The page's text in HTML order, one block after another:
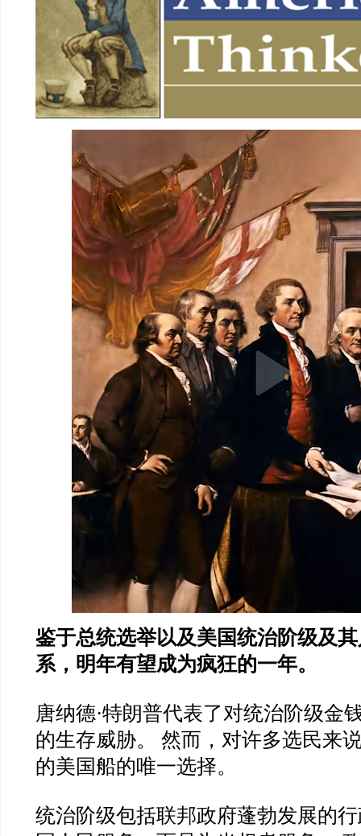
鉴于总统选举以及美国统治阶级及
系，明年有望成为疯狂的一年。
唐纳德·特朗普代表了对统治阶级金
的生存威胁。 然而，对许多选民来
的美国船的唯一选择。
统治阶级包括联邦政府蓬勃发展的